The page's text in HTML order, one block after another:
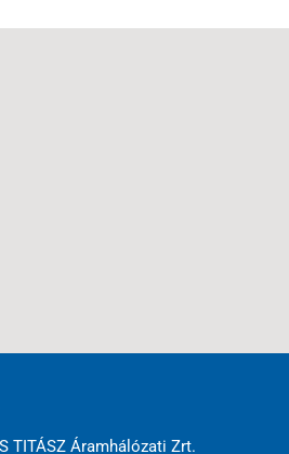
TITÁSZ Áramhálózati Zrt.